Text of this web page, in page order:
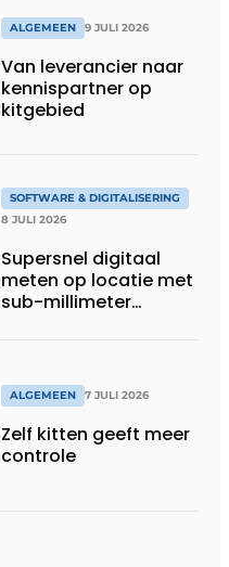
ALGEMEEN 9 JULI 2026
Van leverancier naar
kennispartner op
kitgebied
SOFTWARE & DIGITALISERING
8 JULI 2026
Supersnel digitaal
meten op locatie met
sub-millimeter
ALGEMEEN 7 JULI 2026
Zelf kitten geeft meer
controle